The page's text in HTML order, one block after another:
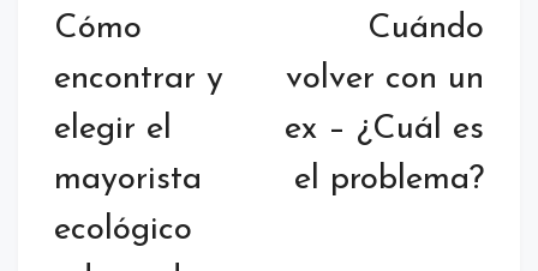
de
entradas
Cómo
encontrar y
elegir el
mayorista
ecológico
Cuándo
volver con un
ex – ¿Cuál es
el problema?